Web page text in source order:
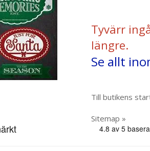
Tyvärr
längre.
Se allt
Till butikens
Sitemap »